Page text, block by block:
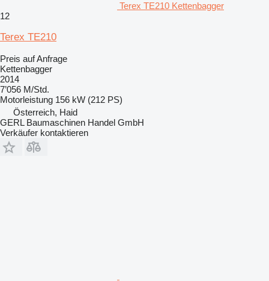
Terex TE210 Kettenbagger
12
Terex TE210
Preis auf Anfrage
Kettenbagger
2014
7’056 M/Std.
Motorleistung 156 kW (212 PS)
Österreich, Haid
GERL Baumaschinen Handel GmbH
Verkäufer kontaktieren